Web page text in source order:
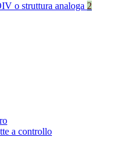
o struttura analoga 2
a controllo